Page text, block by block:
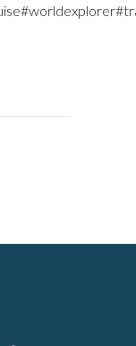
#worldexplorer